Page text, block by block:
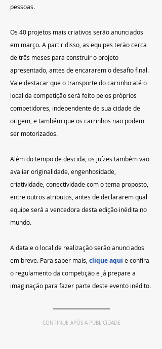
pessoas.
Os 40 projetos mais criativos serão anunciados
em março. A partir disso, as equipes terão cerca
de três meses para construir o projeto
apresentado, antes de encararem o desafio final.
Vale destacar que o transporte do carrinho até o
local da competição será feito pelos próprios
competidores, independente de sua cidade de
origem, e também que os carrinhos não podem
ser motorizados.
Além do tempo de descida, os juízes também vão
avaliar originalidade, engenhosidade,
criatividade, conectividade com o tema proposto,
entre outros atributos, antes de declararem qual
equipe será a vencedora desta edição inédita no
mundo.
A data e o local de realização serão anunciados
em breve. Para saber mais, clique aqui e confira
o regulamento da competição e já prepare a
imaginação para fazer parte deste evento inédito.
CONTINUE APÓS A PUBLICIDADE